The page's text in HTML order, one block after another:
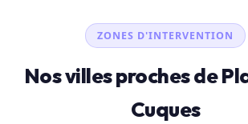
ZONES D'INTERVENTION
Nos villes proches de
Cuques